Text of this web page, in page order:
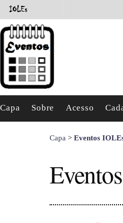
Capa Sobre Acesso
Capa > Eventos